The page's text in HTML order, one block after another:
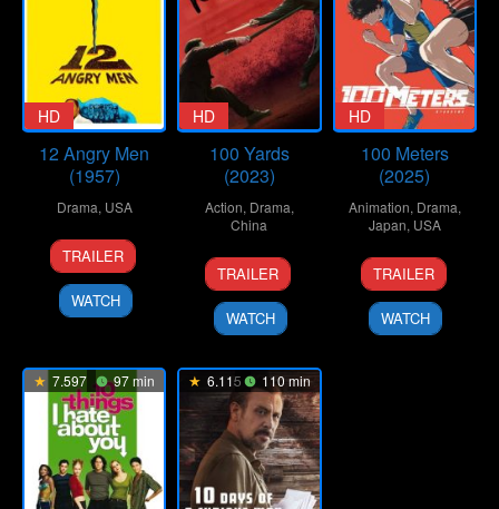
HD
12 Angry Men
(1957)
Drama, USA
10
Apr
1957
Don
Kranze
TRAILER
WATCH
HD
100 Yards
(2023)
Action, Drama,
China
20
Sep
2024
Xu
Junfeng
TRAILER
WATCH
HD
100 Meters
(2025)
Animation, Drama,
Japan, USA
19
Sep
2025
Kenji
Iwaisawa
TRAILER
WATCH
7.597 97 min 6.115 110 min